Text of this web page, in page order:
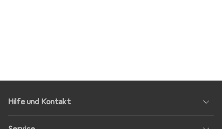
Hilfe und Kontakt